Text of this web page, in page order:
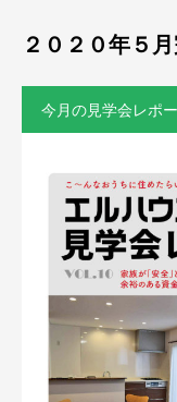
２０２０年５
今月の見学会レポ